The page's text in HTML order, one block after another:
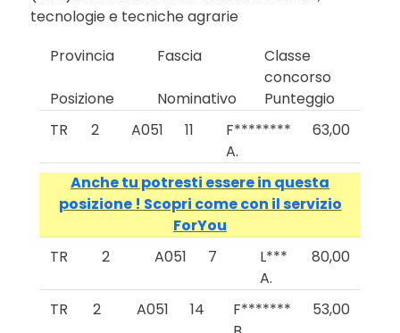
tecnologie e tecniche agrarie
Provincia
Fascia
Classe
concorso
Posizione
Nominativo
Punteggio
TR
2 A051 11
F********
A.
63,00
Anche tu potresti essere in questa
posizione ! Scopri come con il servizio
ForYou
TR
2 A051 7
L***
A.
80,00
TR 2 A051 14
F*******
53,00